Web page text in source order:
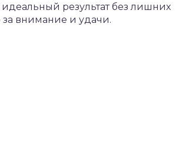
результат без лишних
за внимание и удачи.